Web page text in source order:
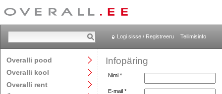
Logi sisse / Registreeru Tellimisinfo
Overalli pood
Overalli kool
Overalli rent
Infopäring
Nimi *
E-mail *